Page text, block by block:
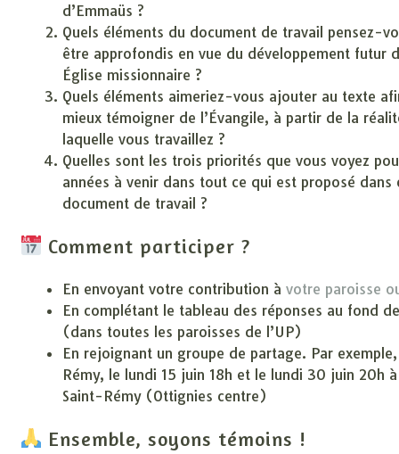
d’Emmaüs ?
Quels éléments du document de travail pensez-
être approfondis en vue du développement futur
Église missionnaire ?
Quels éléments aimeriez-vous ajouter au texte
mieux témoigner de l’Évangile, à partir de la
laquelle vous travaillez ?
Quelles sont les trois priorités que vous voyez
années à venir dans tout ce qui est proposé dans
document de travail ?
Comment participer ?
En envoyant votre contribution à votre paroisse
En complétant le tableau des réponses au fond
(dans toutes les paroisses de l’UP)
En rejoignant un groupe de partage. Par
Rémy, le lundi 15 juin 18h et le lundi 30 juin 20h
Saint-Rémy (Ottignies centre)
Ensemble, soyons témoins !